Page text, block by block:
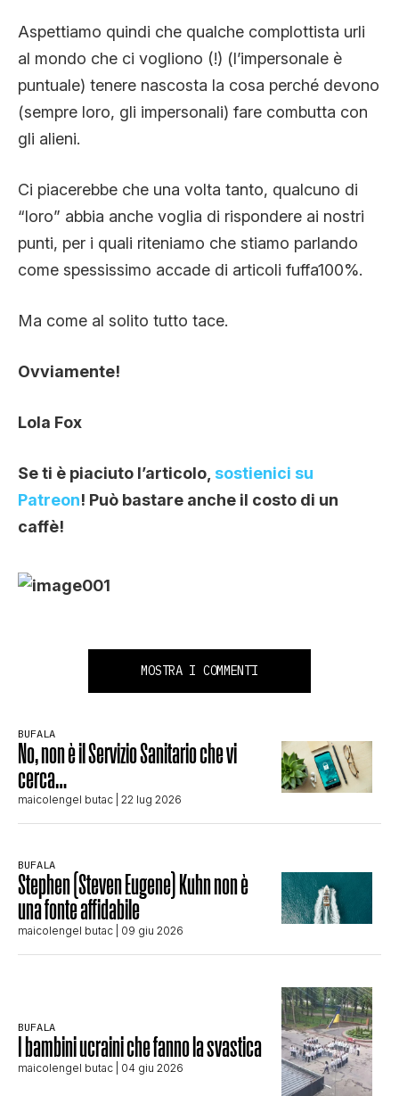
Aspettiamo quindi che qualche complottista urli
al mondo che ci vogliono (!) (l’impersonale è
puntuale) tenere nascosta la cosa perché devono
(sempre loro, gli impersonali) fare combutta con
gli alieni.
Ci piacerebbe che una volta tanto, qualcuno di
“loro” abbia anche voglia di rispondere ai nostri
punti, per i quali riteniamo che stiamo parlando
come spessissimo accade di articoli fuffa100%.
Ma come al solito tutto tace.
Ovviamente!
Lola Fox
Se ti è piaciuto l’articolo, sostienici su
Patreon! Può bastare anche il costo di un
caffè!
MOSTRA I COMMENTI
BUFALA
No, non è il Servizio Sanitario che vi
cerca…
maicolengel butac | 22 lug 2026
BUFALA
Stephen (Steven Eugene) Kuhn non è
una fonte affidabile
maicolengel butac | 09 giu 2026
BUFALA
I bambini ucraini che fanno la svastica
maicolengel butac | 04 giu 2026